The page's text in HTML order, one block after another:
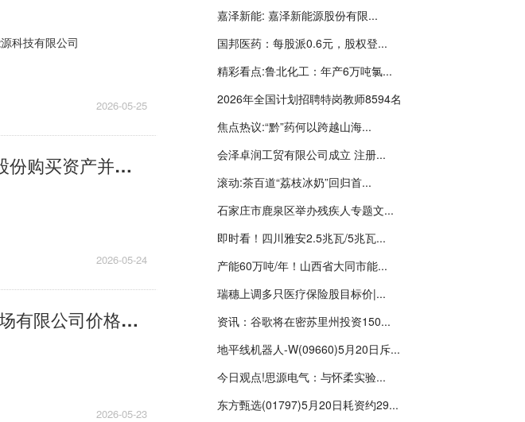
科技有限公司
2026-05-25
微速讯：英唐智控(300131.SZ)：发行股份购买资产并募集配套资金申请文件获得深交所受理
2026-05-24
2026年5月23日黑龙江省华博农产品市场有限公司价格行情_观速讯
2026-05-23
嘉泽新能: 嘉泽新能源股份有限...
国邦医药：每股派0.6元，股权登...
精彩看点:鲁北化工：年产6万吨氯...
2026年全国计划招聘特岗教师8594名
焦点热议:“黔”药何以跨越山海...
会泽卓润工贸有限公司成立 注册...
滚动:茶百道“荔枝冰奶”回归首...
石家庄市鹿泉区举办残疾人专题文...
即时看！四川雅安2.5兆瓦/5兆瓦...
产能60万吨/年！山西省大同市能...
瑞穗上调多只医疗保险股目标价|...
资讯：谷歌将在密苏里州投资150...
地平线机器人-W(09660)5月20日斥...
今日观点!思源电气：与怀柔实验...
东方甄选(01797)5月20日耗资约29...